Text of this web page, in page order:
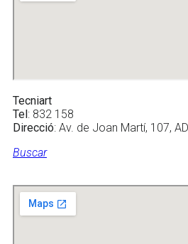
Tecniart
Tel: 832 158
Direcció: Av. de Joan Martí, 107,
Buscar